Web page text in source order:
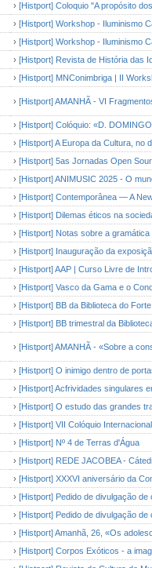
› [Histport] Coloquio "A propósito
› [Histport] Workshop - Iluminismo
› [Histport] Workshop - Iluminismo
› [Histport] Revista de História das
› [Histport] MNConimbriga | II
› [Histport] AMANHÃ - VI
› [Histport] Colóquio: «D.
› [Histport] A Europa da Cultura, no
› [Histport] 5as Jornadas Open
› [Histport] ANIMUSIC 2025 - O
› [Histport] Contemporânea — A
› [Histport] Dilemas éticos na
› [Histport] Notas sobre a
› [Histport] Inauguração da
› [Histport] AAP | Curso Livre de
› [Histport] Vasco da Gama e o
› [Histport] BB da Biblioteca do
› [Histport] BB trimestral da
› [Histport] AMANHÃ - «Sobre a
› [Histport] O inimigo dentro de
› [Histport] Acfrividades singulares
› [Histport] O estudo das grandes
› [Histport] VII Colóquio
› [Histport] Nº 4 de Terras d'Água
› [Histport] REDE JACOBEA -
› [Histport] XXXVI aniversário da
› [Histport] Pedido de divulgação
› [Histport] Pedido de divulgação
› [Histport] Amanhã, 26, «Os
› [Histport] Corpos Exóticos - a